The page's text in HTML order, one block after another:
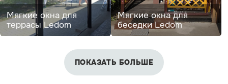
Мягкие окна для
террасы Ledom
Мягкие окна для
беседки Ledom
ПОКАЗАТЬ БОЛЬШЕ